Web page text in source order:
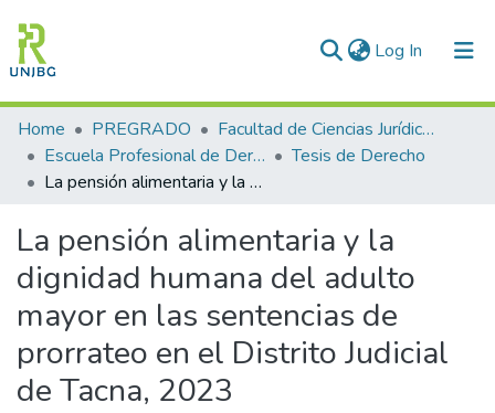
Log In (current)
Communities & Collections
All of DSpace
Enviar tesis
Home PREGRADO
Facultad de Ciencias Jurídicas y Empresariales
Escuela Profesional de Derecho y Ciencias Políticas
Tesis de Derecho
La pensión alimentaria y la dignidad humana del adulto mayor en las sentencias de prorrateo en el Distrito Judicial de Tacna, 2023
La pensión alimentaria y la
dignidad humana del adulto
mayor en las sentencias de
prorrateo en el Distrito Judicial
de Tacna, 2023